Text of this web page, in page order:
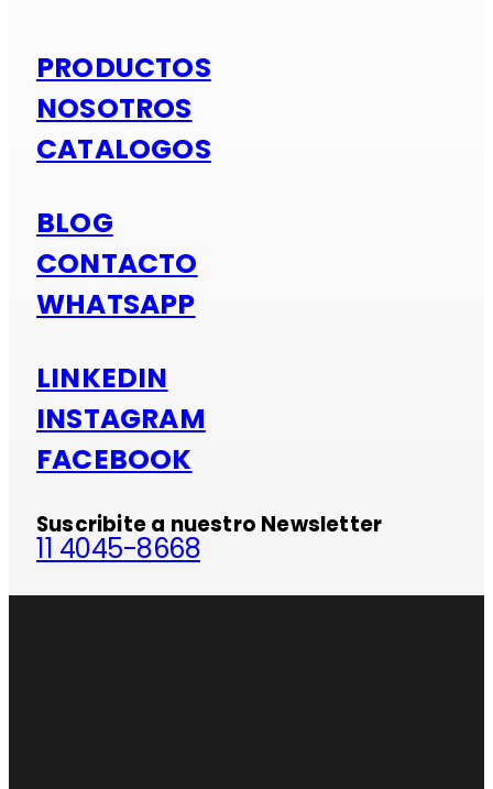
PRODUCTOS
NOSOTROS
CATALOGOS
BLOG
CONTACTO
WHATSAPP
LINKEDIN
INSTAGRAM
FACEBOOK
Suscribite a nuestro Newsletter
11 4045-8668